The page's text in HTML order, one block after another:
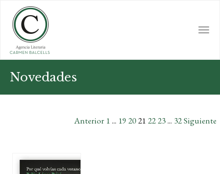
main
content
Novedades
Anterior 1 ... 19 2021 2223... 32Siguiente